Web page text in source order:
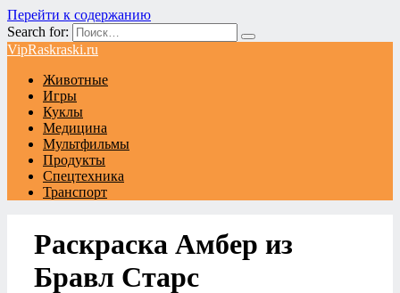
Перейти к содержанию
Search for:
VipRaskraski.ru
Животные
Игры
Куклы
Медицина
Мультфильмы
Продукты
Спецтехника
Транспорт
Раскраска Амбер из
Бравл Старс